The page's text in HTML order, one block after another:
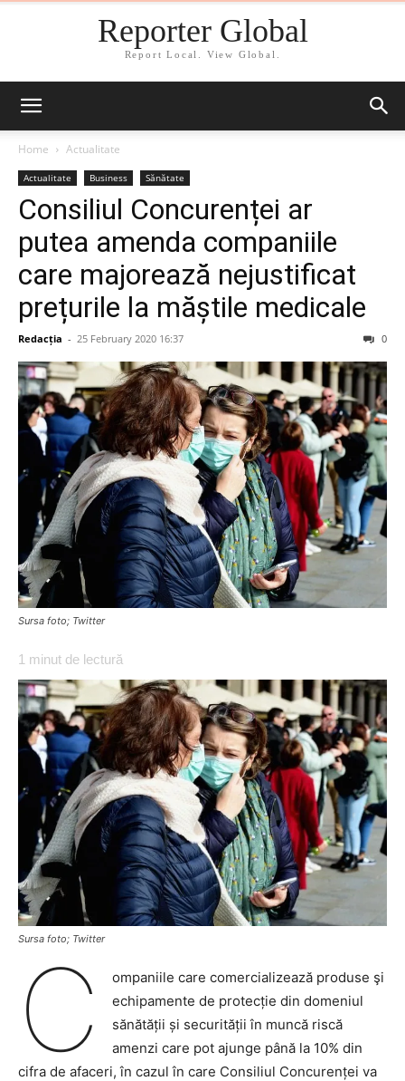
Reporter Global
Report Local. View Global.
Home Actualitate
Actualitate Business Sănătate
Consiliul Concurenței ar
putea amenda companiile
care majorează nejustificat
prețurile la măștile medicale
Redacția - 25 February 2020 16:37 0
Sursa foto; Twitter
1 minut de lectură
Sursa foto; Twitter
C
ompaniile care comercializează produse şi
echipamente de protecție din domeniul
sănătății și securității în muncă riscă
amenzi care pot ajunge până la 10% din
cifra de afaceri, în cazul în care Consiliul Concurenței va